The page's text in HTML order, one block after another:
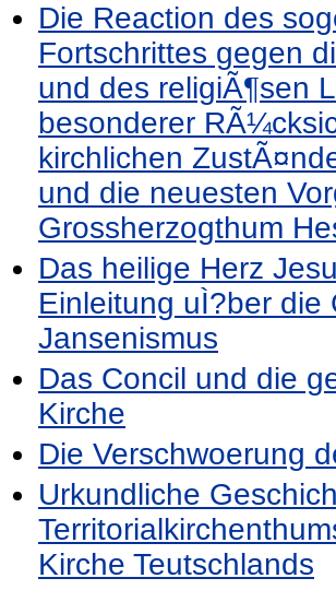
Die Reaction des
Fortschrittes gegen
und des religiÃ¶sen
besonderer
kirchlichen
und die neuesten
Grossherzogthum
Das heilige Herz
Einleitung uÌ?ber die
Jansenismus
Das Concil und die
Kirche
Die Verschwoerung
Urkundliche
Kirche Teutschlands